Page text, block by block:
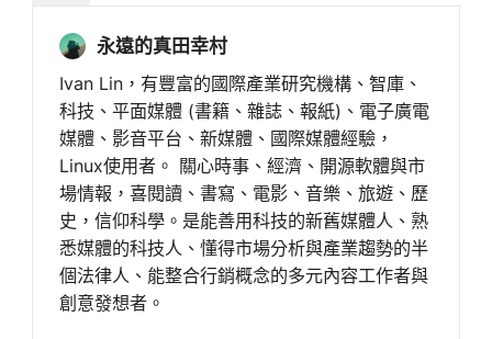
永遠的真田幸村
Ivan Lin，有豐富的國際產業研究機構、智庫、
科技、平面媒體 (書籍、雜誌、報紙)、電子廣電
媒體、影音平台、新媒體、國際媒體經驗，
Linux使用者。 關心時事、經濟、開源軟體與市
場情報，喜閱讀、書寫、電影、音樂、旅遊、歷
史，信仰科學。是能善用科技的新舊媒體人、熟
悉媒體的科技人、懂得市場分析與產業趨勢的半
個法律人、能整合行銷概念的多元內容工作者與
創意發想者。